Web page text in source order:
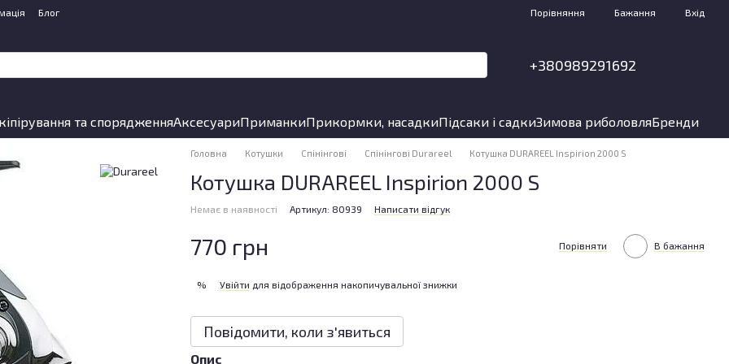
Блог Порівняння Бажання Вхід
+380989291692
та спорядженняАксесуариПриманкиПрикормки, насадкиПідсаки і садкиЗимова риболовляБренди
Головна Котушки Спінінгові Спінінгові Durareel Котушка DURAREEL Inspirion 2000 S
Котушка DURAREEL Inspirion 2000 S
Немає в наявності Артикул: 80939 Написати відгук
770 грн Порівняти В бажання
% Увійти для відображення накопичувальної знижки
Повідомити, коли з'явиться
Опис